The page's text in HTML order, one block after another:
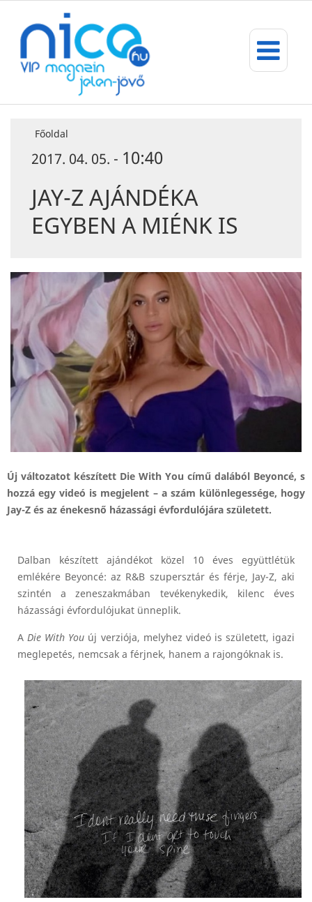
Főoldal
2017. 04. 05. - 10:40
JAY-Z AJÁNDÉKA
EGYBEN A MIÉNK IS
Új változatot készített Die With You című dalából Beyoncé, s
hozzá egy videó is megjelent – a szám különlegessége, hogy
Jay-Z és az énekesnő házassági évfordulójára született.
Dalban készített ajándékot közel 10 éves együttlétük
emlékére Beyoncé: az R&B szupersztár és férje, Jay-Z, aki
szintén a zeneszakmában tevékenykedik, kilenc éves
házassági évfordulójukat ünneplik.
ADie With You új verziója, melyhez videó is született, igazi
meglepetés, nemcsak a férjnek, hanem a rajongóknak is.